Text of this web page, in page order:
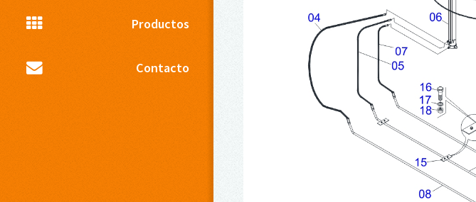
Productos
Contacto